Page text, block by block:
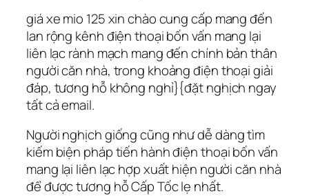
giá xe mio 125 xin chào cung cấp mang đến
lan rộng kênh điện thoại bốn vấn mang lại
liên lạc rành mạch mang đến chính bản thân
người căn nhà, trong khoảng điện thoại giải
đáp, tương hỗ không nghỉ}{đặt nghịch ngay
tất cả email.
Người nghịch giống cũng như dễ dàng tìm
kiếm biện pháp tiến hành điện thoại bốn vấn
mang lại liên lạc hợp xuất hiện người căn nhà
để được tương hỗ Cấp Tốc lẹ nhất.